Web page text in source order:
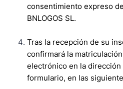
consentimiento expreso
BNLOGOS SL.
Tras la recepción de su
confirmará la
electrónico en la dirección
formulario, en las